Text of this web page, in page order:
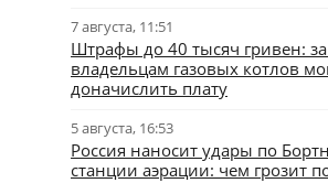
7 августа, 11:51
Штрафы до 40 тысяч гривен:
владельцам газовых котлов
доначислить плату
5 августа, 16:53
Россия наносит удары по
станции аэрации: чем грозит